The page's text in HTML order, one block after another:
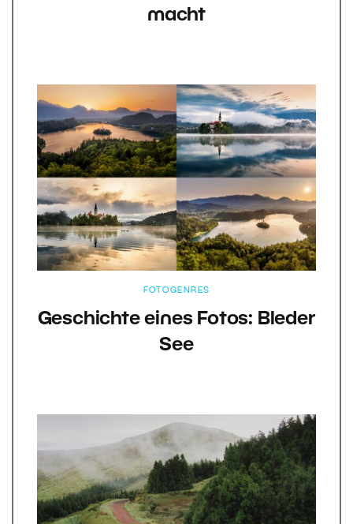
macht
FOTOGENRES
Geschichte eines Fotos: Bleder
See